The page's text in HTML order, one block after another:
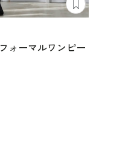
ォーマルワンピー